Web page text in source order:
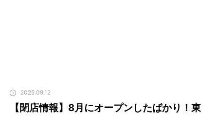
2025.09.12
【閉店情報】8月にオープンしたばかり！東